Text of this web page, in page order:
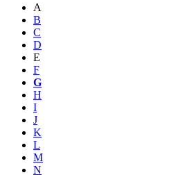
A
B
C
D
E
F
G
H
I
J
K
L
M
N